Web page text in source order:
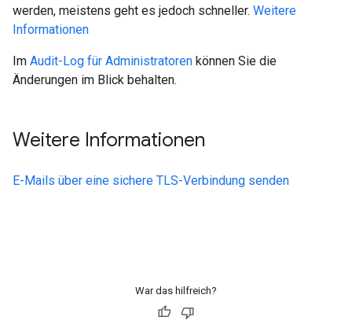
werden, meistens geht es jedoch schneller. Weitere
Informationen
Im Audit-Log für Administratoren können Sie die
Änderungen im Blick behalten.
Weitere Informationen
E-Mails über eine sichere TLS-Verbindung senden
War das hilfreich?